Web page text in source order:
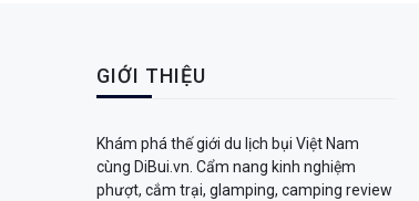
GIỚI THIỆU
Khám phá thế giới du lịch bụi Việt Nam
cùng DiBui.vn. Cẩm nang kinh nghiệm
phượt, cắm trại, glamping, camping review